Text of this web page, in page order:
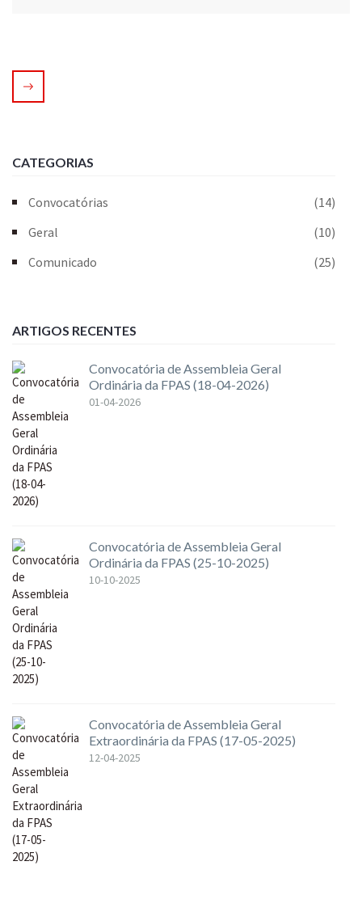
CATEGORIAS
Convocatórias
(14)
Geral
(10)
Comunicado
(25)
ARTIGOS RECENTES
Convocatória de Assembleia Geral
Ordinária da FPAS (18-04-2026)
01-04-2026
Convocatória de Assembleia Geral
Ordinária da FPAS (25-10-2025)
10-10-2025
Convocatória de Assembleia Geral
Extraordinária da FPAS (17-05-2025)
12-04-2025